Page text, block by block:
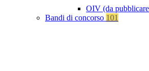
OIV (da
Bandi di concorso 101